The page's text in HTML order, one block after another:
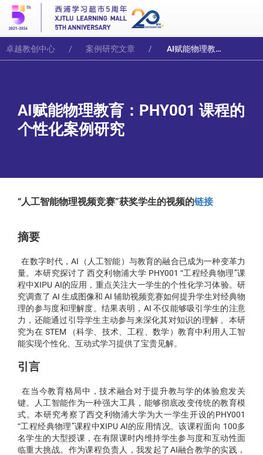
卓越教创中心 案例研究文章 AI赋能物理教育：PHY001 课程的个性化案例研究
AI赋能物理教育：PHY001 课程的
个性化案例研究
“人工智能物理视频竞赛”获奖学生的视频的链接
摘要
在数字时代，AI（人工智能）与教育的融合已成为一种变革力
量。本研究探讨了 西交利物浦大学 PHY001 “工程经典物理”课
程中XIPU AI的应用，重点关注大一学生的个性化学习体验。研
究调查了 AI 生成图像和 AI 辅助视频竞赛如何提升学生对经典物
理的参与度和理解度。结果表明，AI 不仅能够吸引学生的注意
力，还能通过引导学生主动参与来深化其对知识的理解 。本研
究为在 STEM （科学、技术、工程、数学）教育中利用人工智
能实现个性化、互动式学习提供了宝贵见解。
引言
在当今教育格局中，技术融合对于提升教与学的体验愈发关
键。人工智能作为一种强大工具，能够彻底改变传统的教育模
式。本研究考察了西交利物浦大学为大一学生开设的PHY001
“工程经典物理”课程中XIPU AI的应用情况。该课程面向 100多
名学生的大型授课，在有限课时内维持学生参与度和互动性面
临重大挑战。作为课程负责人，我发起了AI融合教学的实践，